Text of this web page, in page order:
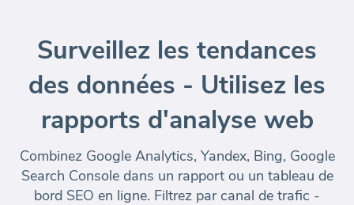
Surveillez les tendances
des données - Utilisez les
rapports d'analyse web
Combinez Google Analytics, Yandex, Bing, Google
Search Console dans un rapport ou un tableau de
bord SEO en ligne. Filtrez par canal de trafic -